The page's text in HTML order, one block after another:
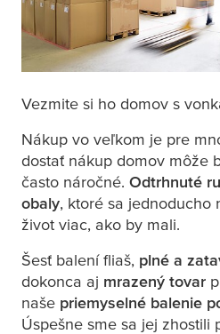
Vezmite si ho domov s
Nákup vo veľkom je pre
dostať nákup domov môže
často náročné. Odtrhnuté
obaly, ktoré sa jednoducho
život viac, ako by mali.
Šesť balení fliaš, plné a
dokonca aj mrazený tovar
naše priemyselné balenie
Úspešne sme sa jej zhostili